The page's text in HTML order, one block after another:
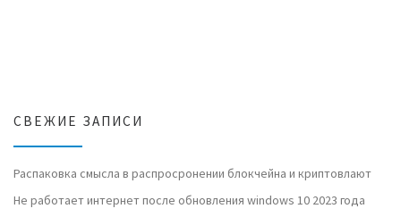
СВЕЖИЕ ЗАПИСИ
Распаковка смысла в распросронении блокчейна и криптовлают
Не работает интернет после обновления windows 10 2023 года